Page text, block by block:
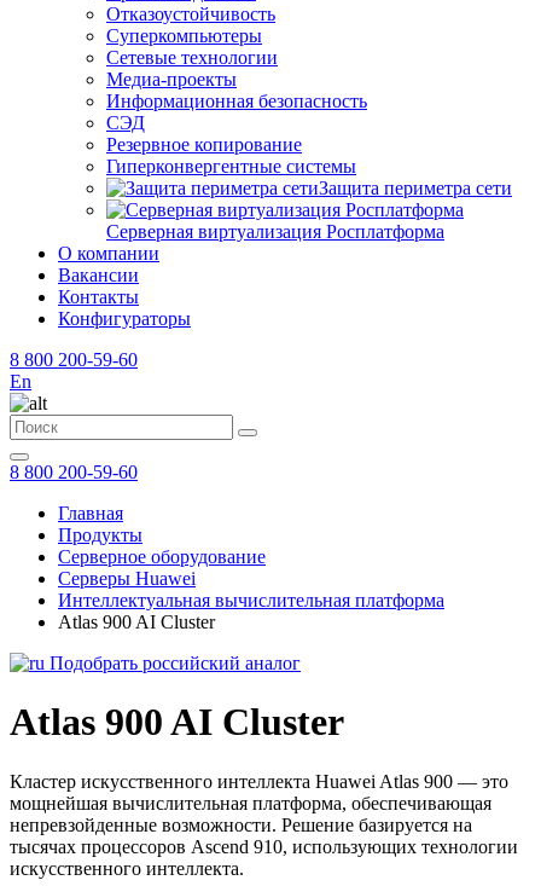
Отказоустойчивость
Суперкомпьютеры
Сетевые технологии
Медиа-проекты
Информационная безопасность
СЭД
Резервное копирование
Гиперконвергентные системы
Защита периметра сети
Серверная виртуализация Росплатформа
О компании
Вакансии
Контакты
Конфигураторы
8 800 200-59-60
En
8 800 200-59-60
Главная
Продукты
Серверное оборудование
Серверы Huawei
Интеллектуальная вычислительная платформа
Atlas 900 AI Cluster
Подобрать российский аналог
Atlas 900 AI Cluster
Кластер искусственного интеллекта Huawei Atlas 900 — это
мощнейшая вычислительная платформа, обеспечивающая
непревзойденные возможности. Решение базируется на
тысячах процессоров Ascend 910, использующих технологии
искусственного интеллекта.